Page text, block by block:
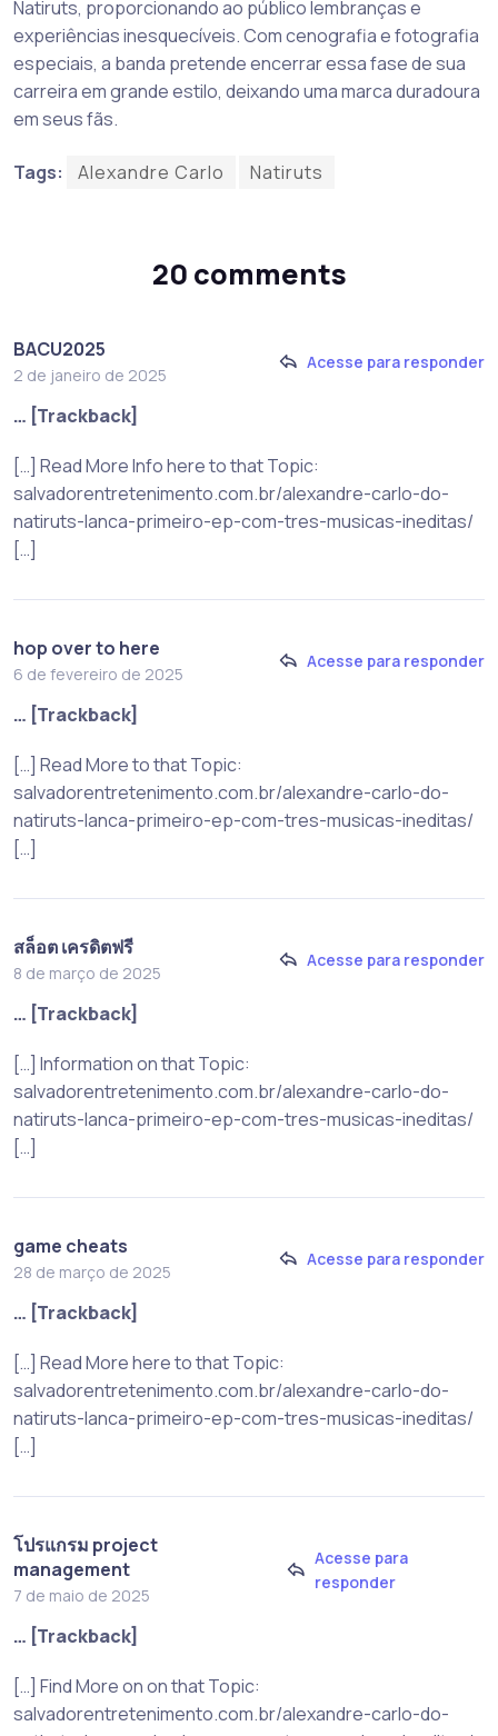
Natiruts, proporcionando ao público lembranças e
experiências inesquecíveis. Com cenografia e fotografia
especiais, a banda pretende encerrar essa fase de sua
carreira em grande estilo, deixando uma marca duradoura
em seus fãs.
Tags: Alexandre Carlo Natiruts
20 comments
BACU2025
2 de janeiro de 2025
Acesse para responder
… [Trackback]
[…] Read More Info here to that Topic:
salvadorentretenimento.com.br/alexandre-carlo-do-
natiruts-lanca-primeiro-ep-com-tres-musicas-ineditas/
[…]
hop over to here
6 de fevereiro de 2025
Acesse para responder
… [Trackback]
[…] Read More to that Topic:
salvadorentretenimento.com.br/alexandre-carlo-do-
natiruts-lanca-primeiro-ep-com-tres-musicas-ineditas/
[…]
สล็อต เครดิตฟรี
8 de março de 2025
Acesse para responder
… [Trackback]
[…] Information on that Topic:
salvadorentretenimento.com.br/alexandre-carlo-do-
natiruts-lanca-primeiro-ep-com-tres-musicas-ineditas/
[…]
game cheats
28 de março de 2025
Acesse para responder
… [Trackback]
[…] Read More here to that Topic:
salvadorentretenimento.com.br/alexandre-carlo-do-
natiruts-lanca-primeiro-ep-com-tres-musicas-ineditas/
[…]
โปรแกรม project
management
7 de maio de 2025
Acesse para
responder
… [Trackback]
[…] Find More on on that Topic:
salvadorentretenimento.com.br/alexandre-carlo-do-